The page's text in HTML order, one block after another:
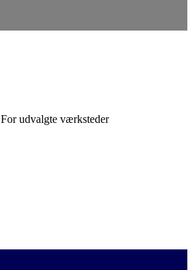
For udvalgte værksteder